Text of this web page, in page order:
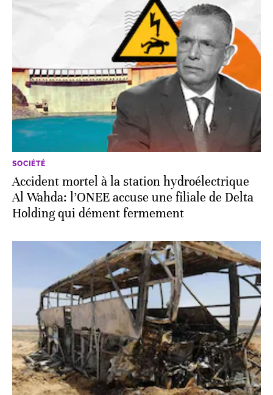
SOCIÉTÉ
Accident mortel à la station hydroélectrique
Al Wahda: l’ONEE accuse une filiale de Delta
Holding qui dément fermement